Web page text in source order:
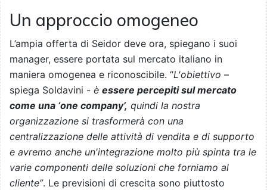
Un approccio omogeneo
L’ampia offerta di Seidor deve ora, spiegano i suoi
manager, essere portata sul mercato italiano in
maniera omogenea e riconoscibile. “L'obiettivo –
spiega Soldavini - è essere percepiti sul mercato
come una ‘one company’, quindi la nostra
organizzazione si trasformerà con una
centralizzazione delle attività di vendita e di supporto
e avremo anche un'integrazione molto più spinta tra le
varie componenti delle soluzioni che forniamo al
cliente”. Le previsioni di crescita sono piuttosto